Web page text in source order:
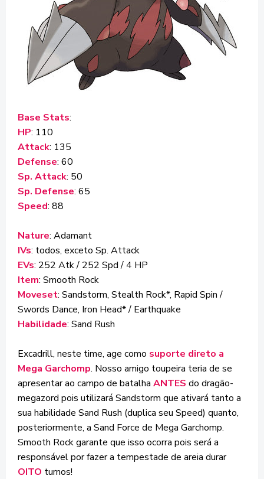
Base Stats:
HP: 110
Attack: 135
Defense: 60
Sp. Attack: 50
Sp. Defense: 65
Speed: 88
Nature: Adamant
IVs: todos, exceto Sp. Attack
EVs: 252 Atk / 252 Spd / 4 HP
Item: Smooth Rock
Moveset: Sandstorm, Stealth Rock*, Rapid Spin /
Swords Dance, Iron Head* / Earthquake
Habilidade: Sand Rush
Excadrill, neste time, age como suporte direto a
Mega Garchomp. Nosso amigo toupeira teria de se
apresentar ao campo de batalha ANTES do dragão-
megazord pois utilizará Sandstorm que ativará tanto a
sua habilidade Sand Rush (duplica seu Speed) quanto,
posteriormente, a Sand Force de Mega Garchomp.
Smooth Rock garante que isso ocorra pois será a
responsável por fazer a tempestade de areia durar
OITO turnos!